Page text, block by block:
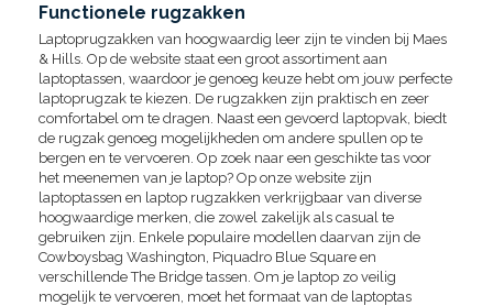
Functionele rugzakken
Laptoprugzakken van hoogwaardig leer zijn te vinden bij Maes
& Hills. Op de website staat een groot assortiment aan
laptoptassen, waardoor je genoeg keuze hebt om jouw perfecte
laptoprugzak te kiezen. De rugzakken zijn praktisch en zeer
comfortabel om te dragen. Naast een gevoerd laptopvak, biedt
de rugzak genoeg mogelijkheden om andere spullen op te
bergen en te vervoeren. Op zoek naar een geschikte tas voor
het meenemen van je laptop? Op onze website zijn
laptoptassen en laptop rugzakken verkrijgbaar van diverse
hoogwaardige merken, die zowel zakelijk als casual te
gebruiken zijn. Enkele populaire modellen daarvan zijn de
Cowboysbag Washington, Piquadro Blue Square en
verschillende The Bridge tassen. Om je laptop zo veilig
mogelijk te vervoeren, moet het formaat van de laptoptas